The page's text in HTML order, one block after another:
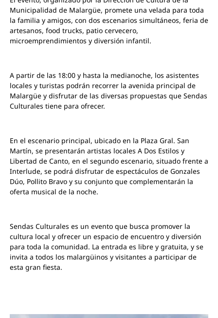
Municipalidad de Malargüe, promete una velada para toda
la familia y amigos, con dos escenarios simultáneos, feria de
artesanos, food trucks, patio cervecero,
microemprendimientos y diversión infantil.
A partir de las 18:00 y hasta la medianoche, los asistentes
locales y turistas podrán recorrer la avenida principal de
Malargüe y disfrutar de las diversas propuestas que Sendas
Culturales tiene para ofrecer.
En el escenario principal, ubicado en la Plaza Gral. San
Martín, se presentarán artistas locales A Dos Estilos y
Libertad de Canto, en el segundo escenario, situado frente a
Interlude, se podrá disfrutar de espectáculos de Gonzales
Dúo, Pollito Bravo y su conjunto que complementarán la
oferta musical de la noche.
Sendas Culturales es un evento que busca promover la
cultura local y ofrecer un espacio de encuentro y diversión
para toda la comunidad. La entrada es libre y gratuita, y se
invita a todos los malargüinos y visitantes a participar de
esta gran fiesta.